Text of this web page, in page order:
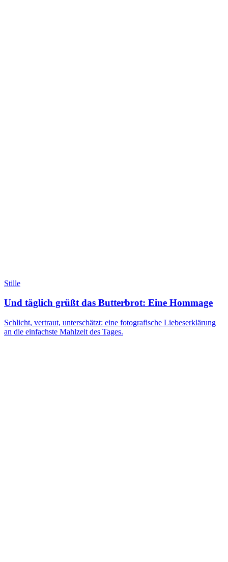
Stille
Und täglich grüßt das Butterbrot: Eine Hommage
Schlicht, vertraut, unterschätzt: eine fotografische Liebeserklärung
an die einfachste Mahlzeit des Tages.